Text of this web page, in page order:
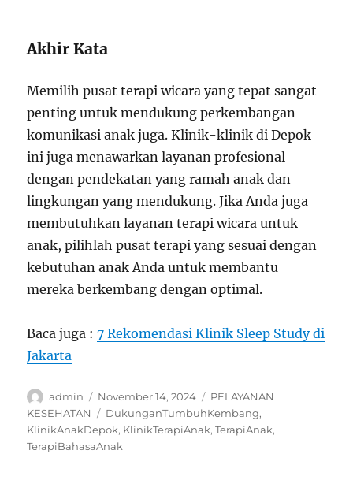
Akhir Kata
Memilih pusat terapi wicara yang tepat sangat
penting untuk mendukung perkembangan
komunikasi anak juga. Klinik-klinik di Depok
ini juga menawarkan layanan profesional
dengan pendekatan yang ramah anak dan
lingkungan yang mendukung. Jika Anda juga
membutuhkan layanan terapi wicara untuk
anak, pilihlah pusat terapi yang sesuai dengan
kebutuhan anak Anda untuk membantu
mereka berkembang dengan optimal.
Baca juga :7 Rekomendasi Klinik Sleep Study di
Jakarta
Author
admin
Posted
on
November 14, 2024 Categories
PELAYANAN
KESEHATAN
Tags
DukunganTumbuhKembang,
KlinikAnakDepok, KlinikTerapiAnak,TerapiAnak,
TerapiBahasaAnak